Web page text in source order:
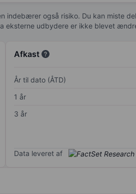
også risiko. Du kan miste
eksterne udbydere er ikke blevet
Afkast
År til dato (ÅTD)
1 år
3 år
Data leveret af